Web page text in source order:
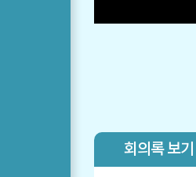
회의록 보기